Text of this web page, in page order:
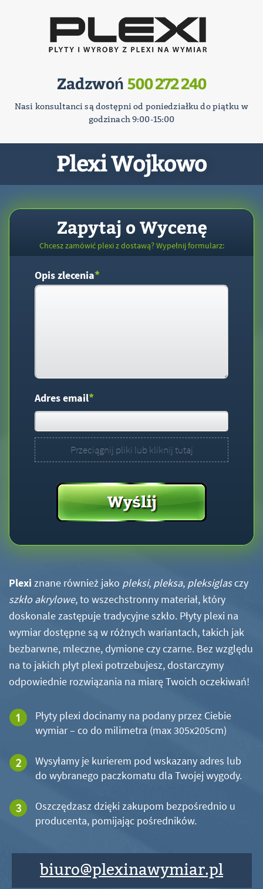
Zadzwoń 500 272 240
Nasi konsultanci są dostępni od poniedziałku do piątku w
godzinach 9:00-15:00
Plexi Wojkowo
Zapytaj o Wycenę
Chcesz zamówić plexi z dostawą? Wypełnij formularz:
Opis zlecenia*
Adres email*
Przeciągnij pliki lub kliknij tutaj
Plexi znane również jako pleksi, pleksa, pleksiglasczy
szkło akrylowe, to wszechstronny materiał, który
doskonale zastępuje tradycyjne szkło. Płyty plexi na
wymiar dostępne są w różnych wariantach, takich jak
bezbarwne, mleczne, dymione czy czarne. Bez względu
na to jakich płyt plexi potrzebujesz, dostarczymy
odpowiednie rozwiązania na miarę Twoich oczekiwań!
Płyty plexi docinamy na podany przez Ciebie
wymiar – co do milimetra (max 305x205cm)
Wysyłamy je kurierem pod wskazany adres lub
do wybranego paczkomatu dla Twojej wygody.
Oszczędzasz dzięki zakupom bezpośrednio u
producenta, pomijając pośredników.
biuro@plexinawymiar.pl